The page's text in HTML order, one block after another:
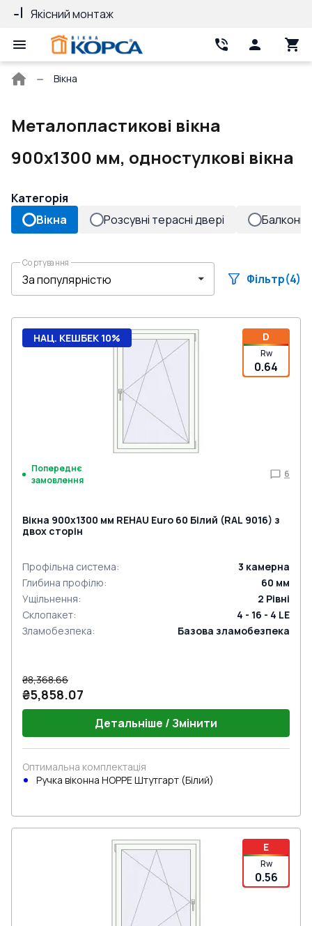
Якісний монтаж
Головна
Вікна
Металопластикові вікна
900x1300 мм, одностулкові вікна
Категорія
Вікна
Розсувні терасні двері Балконні
Сортування
Фільтр(4)
D
Rw
0.64
НАЦ. КЕШБЕК 10%
Попереднє
замовлення
6
Вікна 900x1300 мм REHAU Euro 60 Білий (RAL 9016) з
двох сторін
Профільна система: 3 камерна
Глибина профілю: 60 мм
Ущільнення: 2 Рівні
Склопакет:
4 - 16 - 4 LE
Зламобезпека: Базова зламобезпека
₴8,368.66
₴5,858.07
Детальніше / Змінити
Оптимальна комплектація
Ручка віконна HOPPE Штутгарт (Білий)
E
Rw
0.56